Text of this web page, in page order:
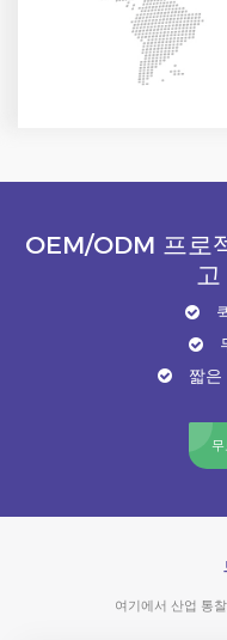
OEM/ODM 프로
고
짧
여기에서 산업 통